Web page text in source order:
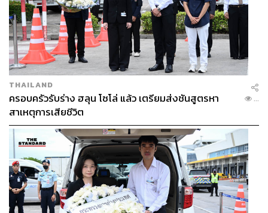
THAILAND
ครอบครัวรับร่าง ฮลุน โซโล่ แล้ว เตรียมส่งชันสูตรหา
สาเหตุการเสียชีวิต
...